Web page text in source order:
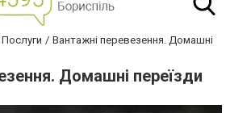
Послуги
Вантажні перевезення. Домашні
Домашні переїзди